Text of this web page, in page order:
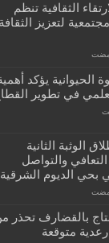
الثقافية تنظم
لتعزيز
مضت
الحيوانية يؤكد
في تطوير
الوثبة الثانية
والتواصل
بحي الديوم الشرقية
مضت
بالقضارف تحذر
متوقعة